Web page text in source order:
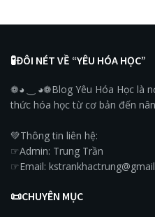
🧪ĐÔI NÉT VỀ “YÊU HÓA HỌC”
❁◕ ‿ ◕❁Blog Yêu Hóa Học là
thức hóa học từ cơ bản đến
💚Thông tin liên hệ:
☞Admin: Trung Trần
☞Email:
📜CHUYÊN MỤC